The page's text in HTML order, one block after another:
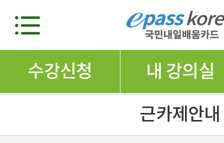
수강신청
내 강의실
근카제안내